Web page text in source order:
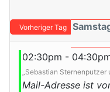
Vorheriger Tag
02:30pm -
„Sebastian
Mail-Adresse ist